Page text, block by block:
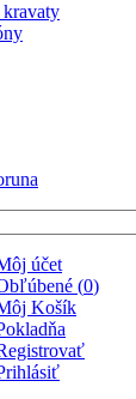
účet
(0)
Košík